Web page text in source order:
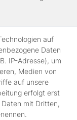
Sicherheit.
auf
Daten
IP-Adresse), um
Medien von
auf unsere
erfolgt erst
mit Dritten,